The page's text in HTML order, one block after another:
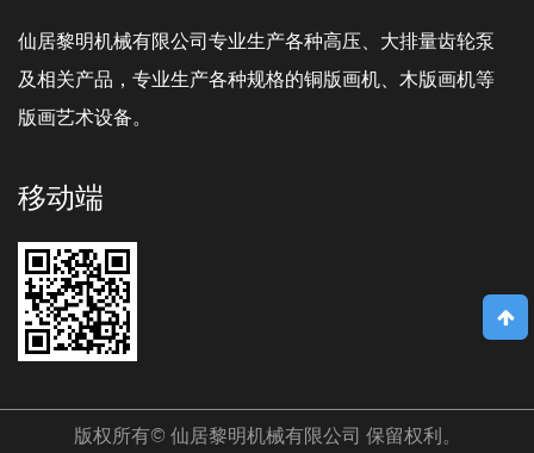
仙居黎明机械有限公司专业生产各种高压、大排量齿轮泵
及相关产品，专业生产各种规格的铜版画机、木版画机等
版画艺术设备。
移动端
版权所有© 仙居黎明机械有限公司 保留权利。